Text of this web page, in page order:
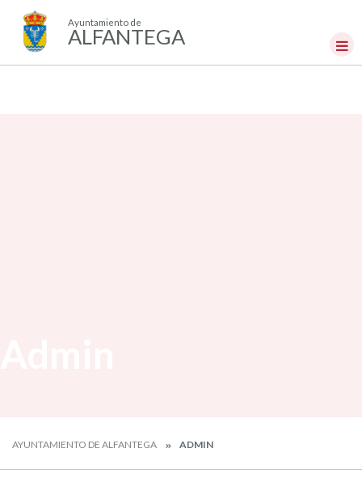
Ayuntamiento de
ALFANTEGA
AYUNTAMIENTO DE ALFANTEGA ADMIN